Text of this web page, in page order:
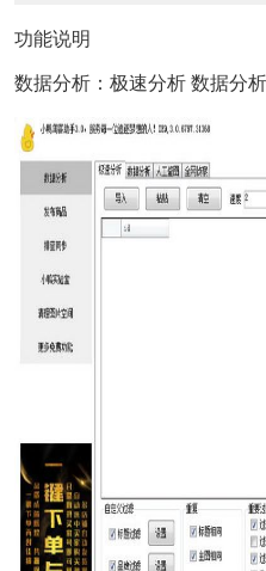
功能说明
数据分析：极速分析 数据分